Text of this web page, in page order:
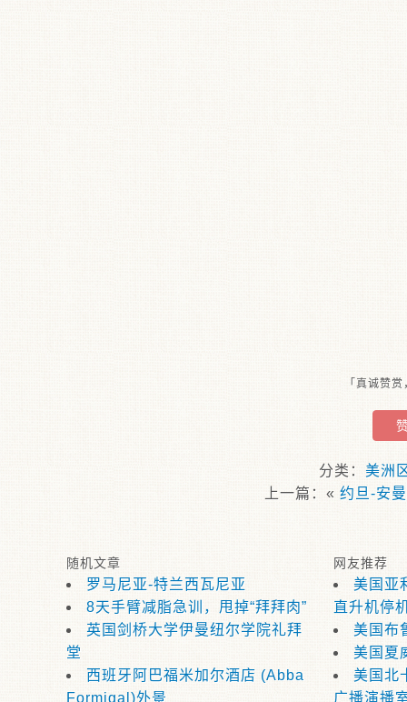
「真诚赞
分类： 美洲
上一篇：« 约旦-安曼
随机文章
罗马尼亚-特兰西瓦尼亚
8天手臂减脂急训，甩掉“拜拜肉”
英国剑桥大学伊曼纽尔学院礼拜
堂
西班牙阿巴福米加尔酒店 (Abba
Formigal)外景
网友推荐
美国亚
直升机停
美国布
美国夏
美国北
广播演播